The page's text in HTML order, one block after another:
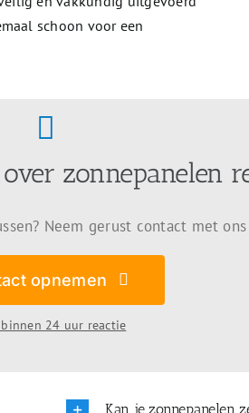
schoon voor een
zonnepanelen
Neem gerust contact met
opnemen
24 uur reactie
Kan je zonnepanelen